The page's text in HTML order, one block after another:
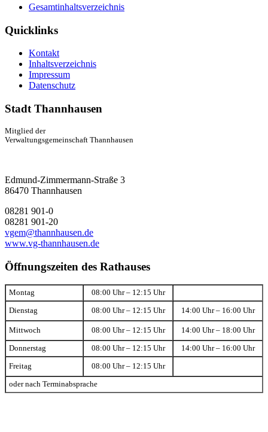
Gesamtinhaltsverzeichnis
Quicklinks
Kontakt
Inhaltsverzeichnis
Impressum
Datenschutz
Stadt Thannhausen
Mitglied der
Verwaltungsgemeinschaft Thannhausen
Edmund-Zimmermann-Straße 3
86470 Thannhausen
08281 901-0
08281 901-20
vgem@thannhausen.de
www.vg-thannhausen.de
Öffnungszeiten des Rathauses
Montag 08:00 Uhr – 12:15 Uhr
Dienstag 08:00 Uhr – 12:15 Uhr 14:00 Uhr – 16:00 Uhr
Mittwoch 08:00 Uhr – 12:15 Uhr 14:00 Uhr – 18:00 Uhr
Donnerstag 08:00 Uhr – 12:15 Uhr 14:00 Uhr – 16:00 Uhr
Freitag 08:00 Uhr – 12:15 Uhr
oder nach Terminabsprache